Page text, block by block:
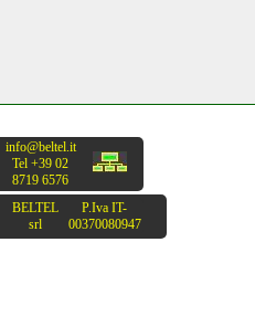
info@beltel.it
Tel +39 02
8719 6576
BELTEL
srl
P.Iva IT-
00370080947